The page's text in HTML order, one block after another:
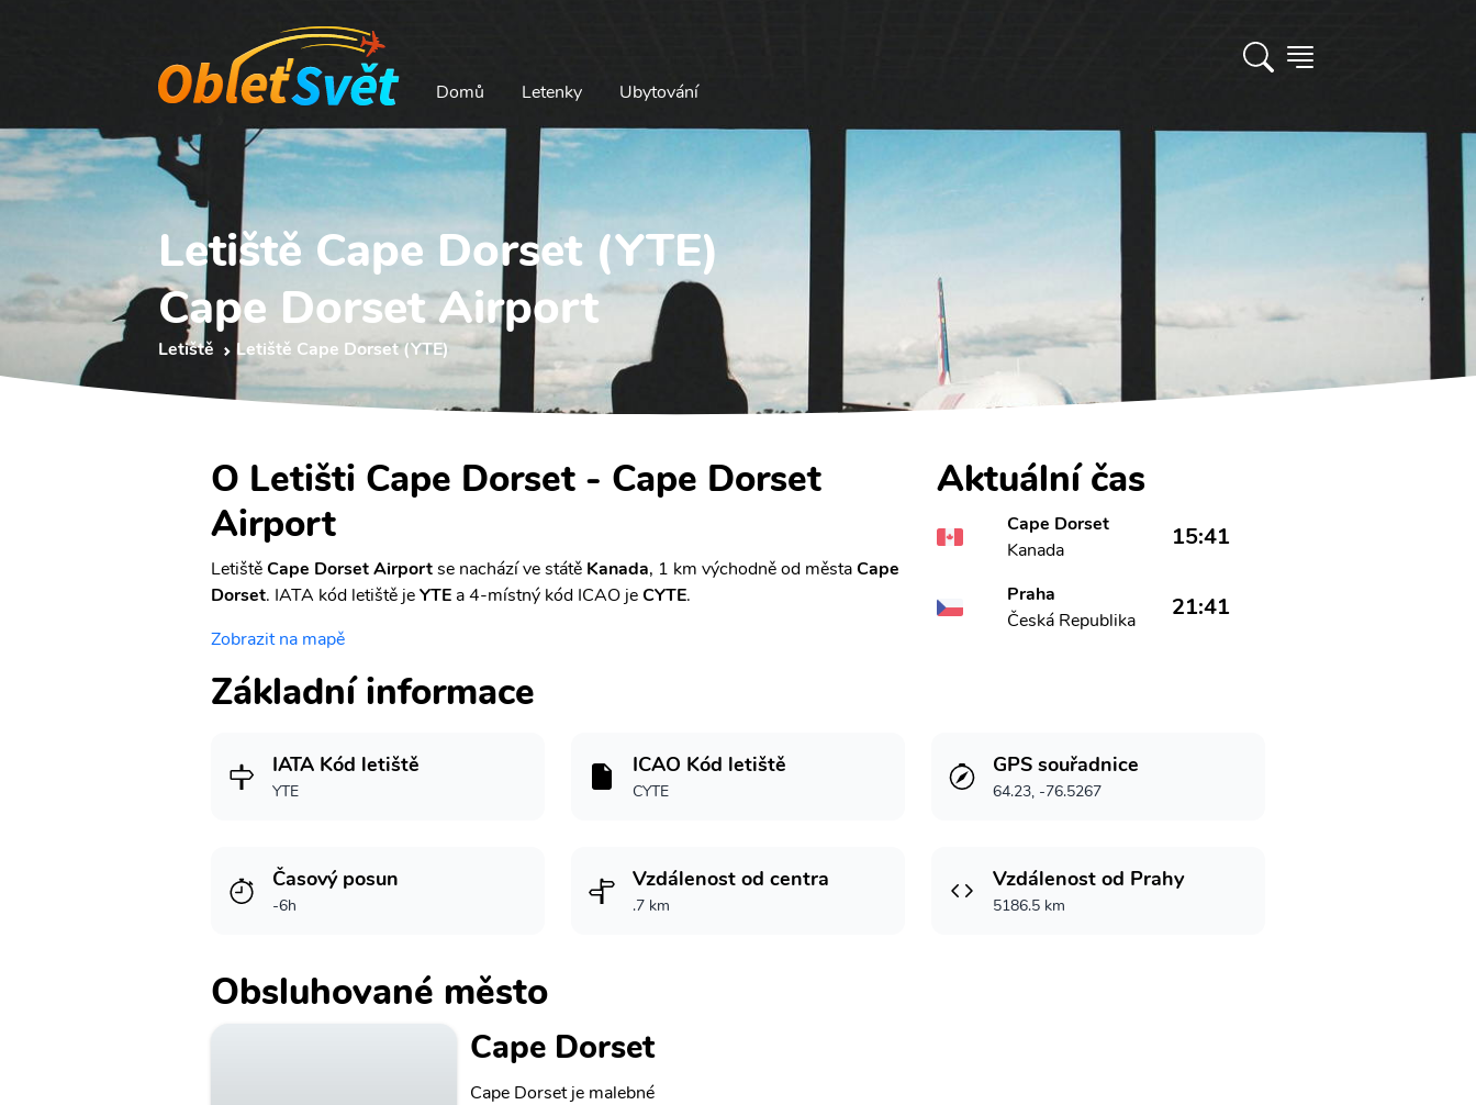
Domů Letenky Ubytování
Letiště Cape Dorset (YTE)
Cape Dorset Airport
Letiště Letiště Cape Dorset (YTE)
O Letišti Cape Dorset - Cape Dorset
Airport
LetištěCape Dorset Airportse nachází ve státě Kanada, 1 km východně od městaCape
Dorset. IATA kód letiště jeYTE a 4-místný kód ICAO jeCYTE.
Zobrazit na mapě
Aktuální čas
Cape Dorset
Kanada
15:41
Praha
Česká Republika
21:41
Základní informace
IATA Kód letiště
YTE
ICAO Kód letiště
CYTE
GPS souřadnice
64.23, -76.5267
Časový posun
-6h
Vzdálenost od centra
.7 km
Vzdálenost od Prahy
5186.5 km
Obsluhované město
Cape Dorset
Cape Dorset je malebné